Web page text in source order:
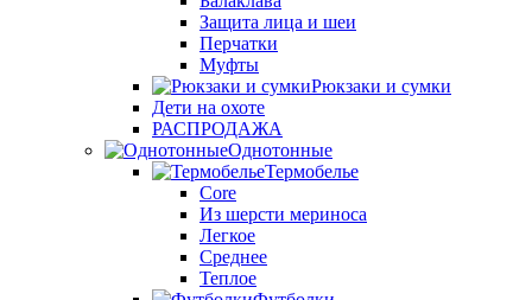
Защита лица и шеи
Перчатки
Муфты
Рюкзаки и сумки
Дети на охоте
РАСПРОДАЖА
Однотонные
Термобелье
Core
Из шерсти мериноса
Легкое
Среднее
Теплое